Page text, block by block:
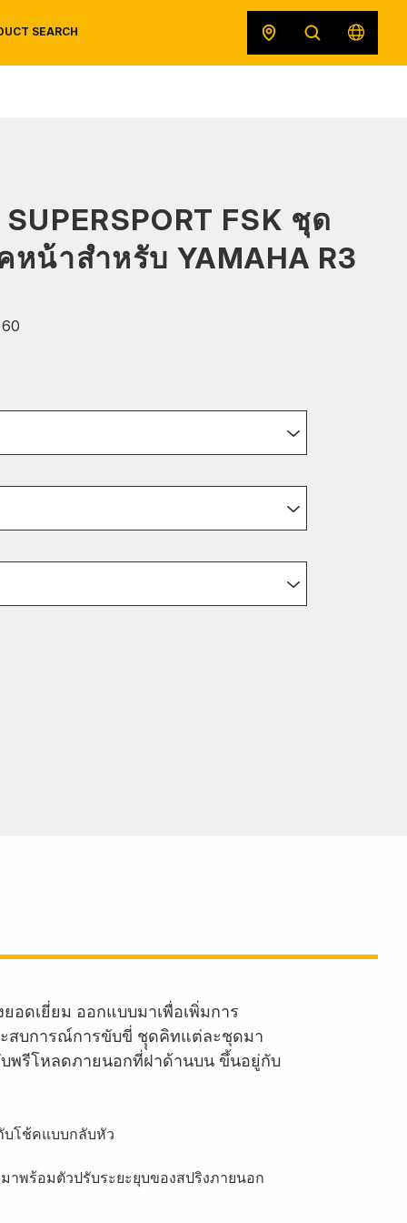
SEARCH
FSK ชุด
หน้าสำหรับ YAMAHA R3
อดเยี่ยม ออกแบบมาเพื่อเพิ่มการ
สบการณ์การขับขี่ ชุุดคิทแต่ละชุดมา
พรีโหลดภายนอกที่ฝาด้านบน ขึ้นอยู่กับ
บโช้คแบบกลับหัว
าพร้อมตัวปรับระยะยุบของสปริงภายนอก